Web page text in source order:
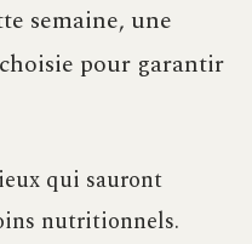
semaine, une
pour garantir
qui sauront
nutritionnels.